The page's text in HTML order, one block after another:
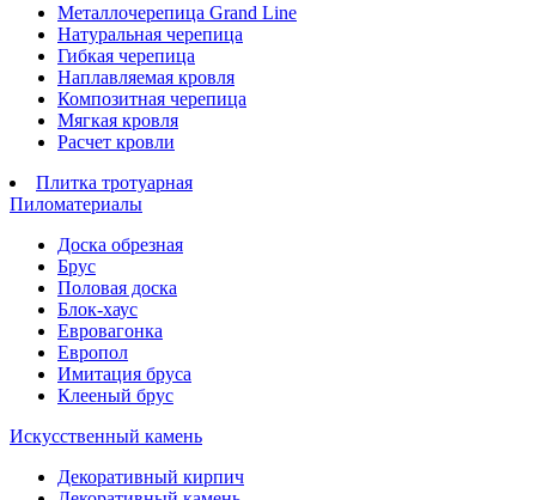
Металлочерепица Grand Line
Натуральная черепица
Гибкая черепица
Наплавляемая кровля
Композитная черепица
Мягкая кровля
Расчет кровли
Плитка тротуарная
Пиломатериалы
Доска обрезная
Брус
Половая доска
Блок-хаус
Евровагонка
Европол
Имитация бруса
Клееный брус
Искусственный камень
Декоративный кирпич